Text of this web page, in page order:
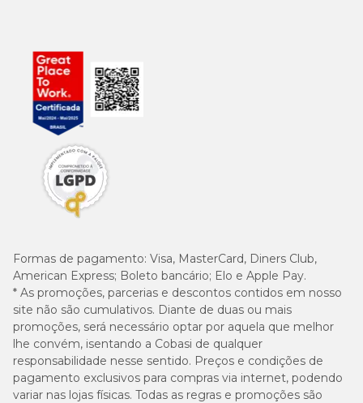
Formas de pagamento: Visa, MasterCard, Diners Club,
American Express; Boleto bancário; Elo e Apple Pay.
* As promoções, parcerias e descontos contidos em nosso
site não são cumulativos. Diante de duas ou mais
promoções, será necessário optar por aquela que melhor
lhe convém, isentando a Cobasi de qualquer
responsabilidade nesse sentido. Preços e condições de
pagamento exclusivos para compras via internet, podendo
variar nas lojas físicas. Todas as regras e promoções são